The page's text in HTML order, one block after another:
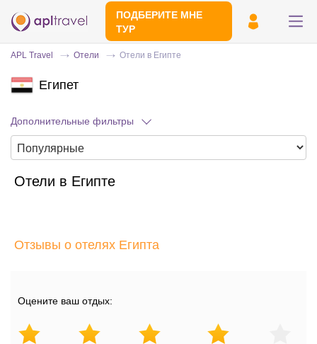
ПОДБЕРИТЕ МНЕ
ТУР
минут
APL Travel Отели Отели в Египте
Египет
Дополнительные фильтры
Отели в Египте
Отзывы о отелях Египта
Оцените ваш отдых: